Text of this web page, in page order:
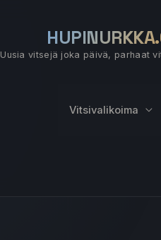
Uusia vitsejä joka päivä, parhaat
Vitsivalikoima